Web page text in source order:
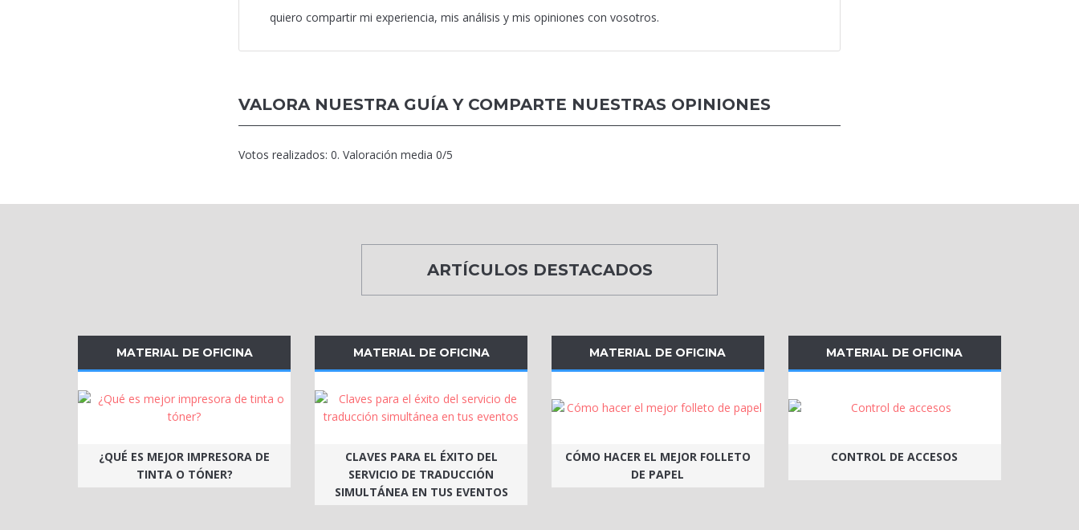
quiero compartir mi experiencia, mis análisis y mis opiniones con vosotros.
VALORA NUESTRA GUÍA Y COMPARTE NUESTRAS OPINIONES
Votos realizados: 0. Valoración media 0/5
ARTÍCULOS DESTACADOS
MATERIAL DE OFICINA
¿QUÉ ES MEJOR IMPRESORA DE
TINTA O TÓNER?
MATERIAL DE OFICINA
CLAVES PARA EL ÉXITO DEL
SERVICIO DE TRADUCCIÓN
SIMULTÁNEA EN TUS EVENTOS
MATERIAL DE OFICINA
CÓMO HACER EL MEJOR FOLLETO
DE PAPEL
MATERIAL DE OFICINA
CONTROL DE ACCESOS